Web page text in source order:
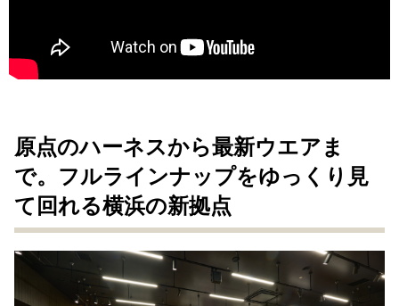
原点のハーネスから最新ウエアま
で。フルラインナップをゆっくり見
て回れる横浜の新拠点